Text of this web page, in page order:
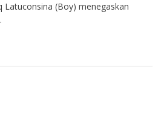
Latuconsina (Boy) menegaskan